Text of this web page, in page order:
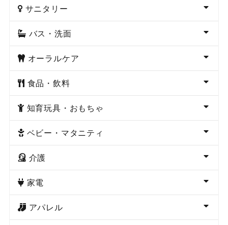
サニタリー
バス・洗面
オーラルケア
食品・飲料
知育玩具・おもちゃ
ベビー・マタニティ
介護
家電
アパレル